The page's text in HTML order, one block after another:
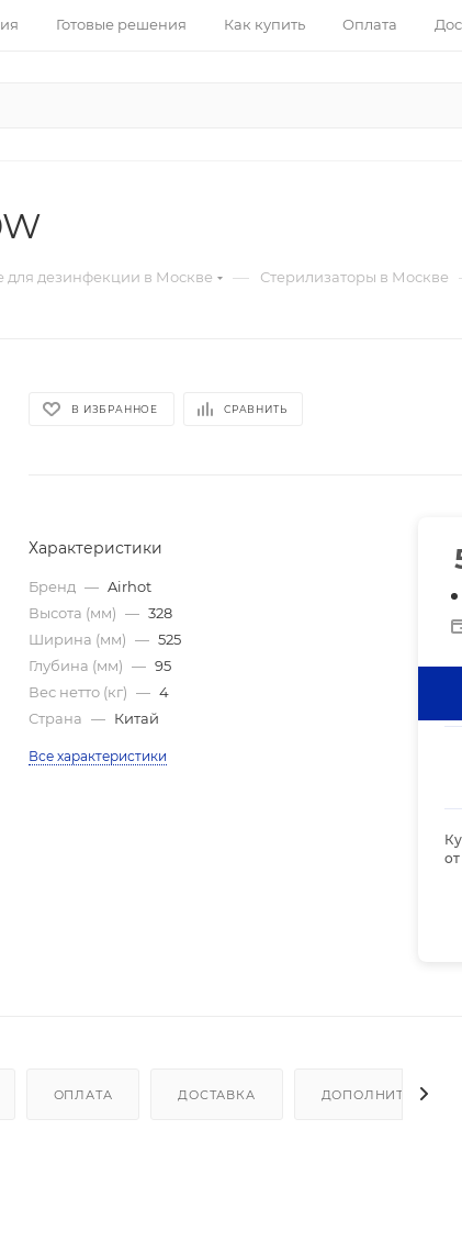
Готовые решения Как купить Оплата
для дезинфекции в Москве — Стерилизаторы в Москве
В ИЗБРАННОЕ СРАВНИТЬ
Характеристики
Бренд — Airhot
Высота (мм) — 328
Ширина (мм) — 525
Глубина (мм) — 95
Вес нетто (кг) — 4
Страна — Китай
Все характеристики
ОПЛАТА ДОСТАВКА ДОПОЛНИТЕЛЬНО